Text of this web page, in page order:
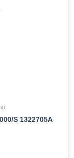
S 1322705A